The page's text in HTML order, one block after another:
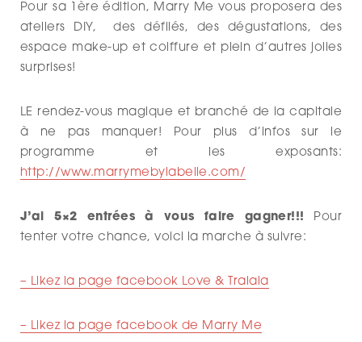
Pour sa 1ère édition, Marry Me vous proposera des
ateliers DIY, des défilés, des dégustations, des
espace make-up et coiffure et plein d’autres jolies
surprises!
LE rendez-vous magique et branché de la capitale
à ne pas manquer! Pour plus d’infos sur le
programme et les exposants:
http://www.marrymebylabelle.com/
J’ai 5×2 entrées à vous faire gagner!!!
Pour
tenter votre chance, voici la marche à suivre:
– Likez la page facebook Love & Tralala
– Likez la page facebook de Marry Me